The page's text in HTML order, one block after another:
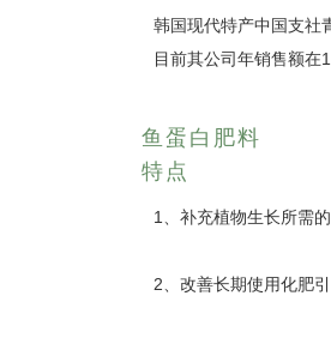
韩国现代特产中国支社
目前其公司年销售额在
鱼蛋白肥料
特点
1、补充植物生长所需
2、改善长期使用化肥